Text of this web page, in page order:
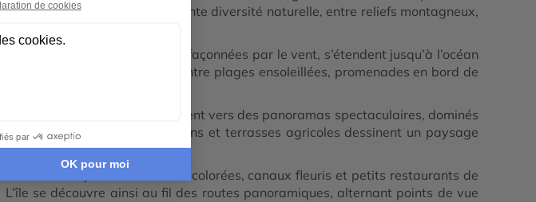
Canariesdévoile une étonnante diversité naturelle, entre reliefs montagneux,
étendues de sable doré, façonnées par le vent, s’étendent jusqu’à l’océan
invitent à la détente, entre plages ensoleillées, promenades en bord de
Les routes sinueuses mènent vers des panoramas spectaculaires, dominés
perchés, forêts de pins et terrasses agricoles dessinent un paysage
charme paisible. Maisons colorées, canaux fleuris et petits restaurants de
se découvre ainsi au fil des routes panoramiques, alternant points de vue